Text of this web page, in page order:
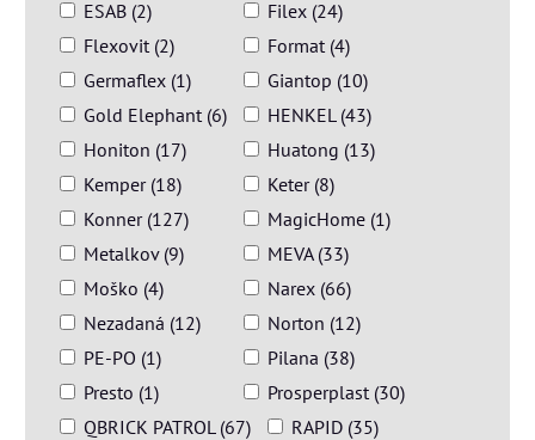
ESAB (2)
Filex (24)
Flexovit (2)
Format (4)
Germaflex (1)
Giantop (10)
Gold Elephant (6)
HENKEL (43)
Honiton (17)
Huatong (13)
Kemper (18)
Keter (8)
Konner (127)
MagicHome (1)
Metalkov (9)
MEVA (33)
Moško (4)
Narex (66)
Nezadaná (12)
Norton (12)
PE-PO (1)
Pilana (38)
Presto (1)
Prosperplast (30)
QBRICK PATROL (67)
RAPID (35)